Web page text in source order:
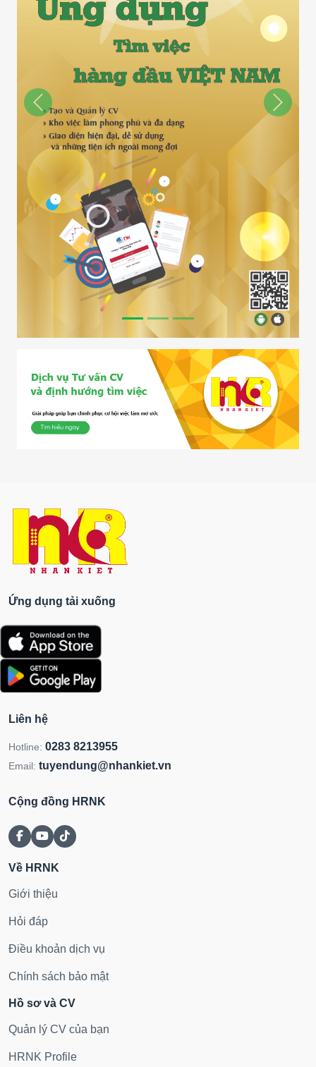
Previous Next
Ứng dụng tải xuống
Liên hệ
Hotline: 0283 8213955
Email: tuyendung@nhankiet.vn
Cộng đồng HRNK
Về HRNK
Giới thiệu
Hỏi đáp
Điều khoản dịch vụ
Chính sách bảo mật
Hồ sơ và CV
Quản lý CV của bạn
HRNK Profile